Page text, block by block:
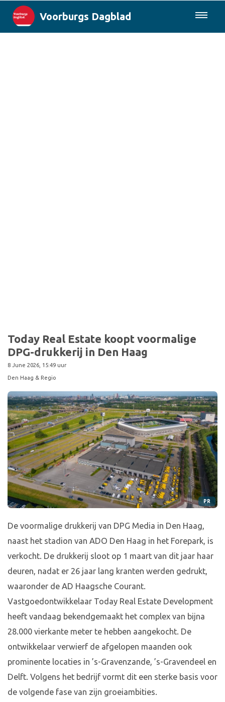
Voorburgs Dagblad
Today Real Estate koopt voormalige
DPG-drukkerij in Den Haag
8 June 2026, 15:49 uur
Den Haag & Regio
PR
De voormalige drukkerij van DPG Media in Den Haag,
naast het stadion van ADO Den Haag in het Forepark, is
verkocht. De drukkerij sloot op 1 maart van dit jaar haar
deuren, nadat er 26 jaar lang kranten werden gedrukt,
waaronder de AD Haagsche Courant.
Vastgoedontwikkelaar Today Real Estate Development
heeft vandaag bekendgemaakt het complex van bijna
28.000 vierkante meter te hebben aangekocht. De
ontwikkelaar verwierf de afgelopen maanden ook
prominente locaties in ’s-Gravenzande, ’s-Gravendeel en
Delft. Volgens het bedrijf vormt dit een sterke basis voor
de volgende fase van zijn groeiambities.